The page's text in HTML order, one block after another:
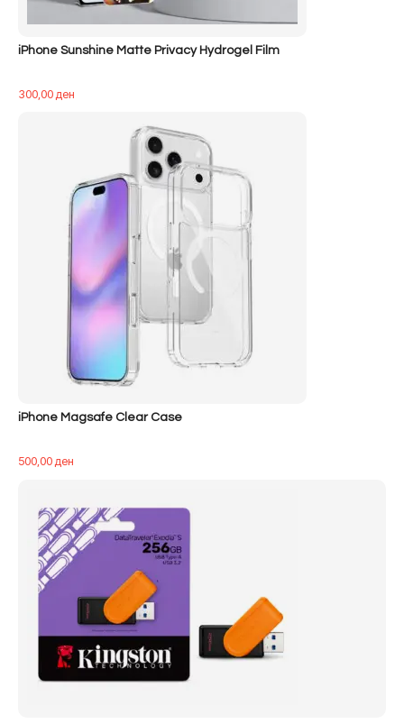
iPhone Sunshine Matte Privacy Hydrogel Film
300,00ден
iPhone Magsafe Clear Case
500,00ден